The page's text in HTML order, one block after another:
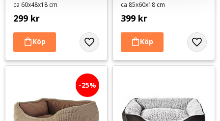
ca 60x48x18 cm
299 kr
Lägg till i favoriter
ca 85x60x18 cm
399 kr
Lägg
25%